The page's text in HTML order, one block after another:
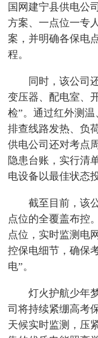
国网建宁县供电公
方案、一点位一专
案，并明确各保电
程。
同时，该公司
变压器、配电室、
检”。通过红外测
排查线路发热、负
供电公司还对考点
隐患台账，实行清
电设备以最佳状态
截至目前，该
点位的全覆盖布控
点位，实时监测电
控保电细节，确保
电”。
灯火护航少年
司将持续紧绷高考
天候实时监测，压